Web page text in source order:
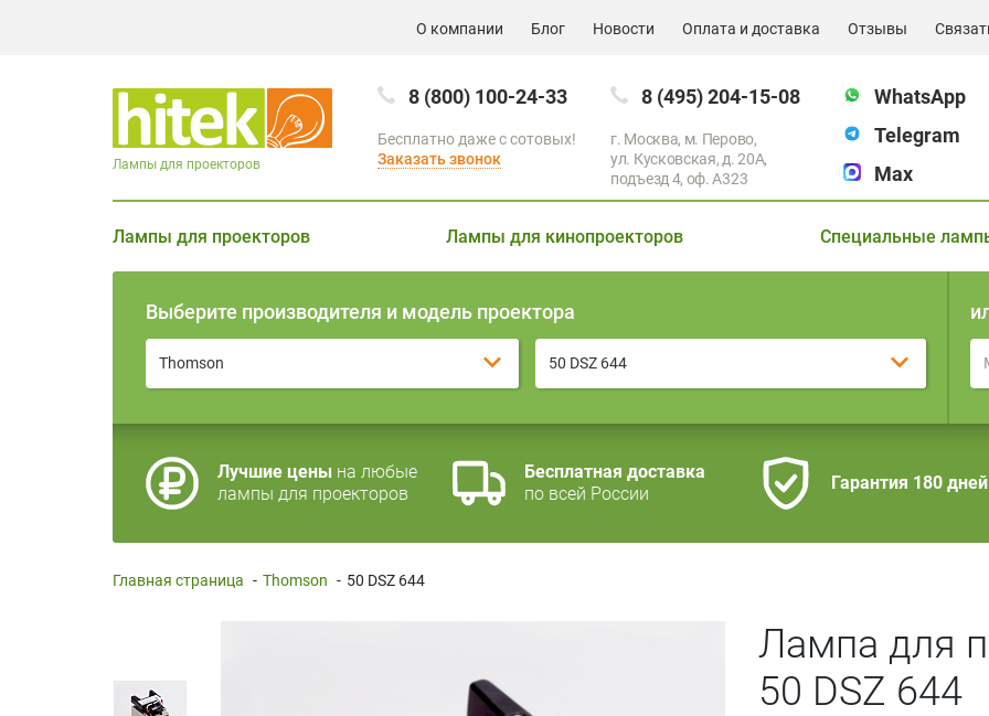
О компании Блог Новости Оплата и доставка Отзывы
8 (800) 100-24-33
Бесплатно даже с сотовых!
Заказать звонок
8 (495) 204-15-08
г. Москва, м. Перово,
ул. Кусковская, д. 20А,
подъезд 4, оф. A323
WhatsApp
Telegram
Max
Лампы для проекторов
Лампы для проекторов Лампы для кинопроекторов Специальные
Выберите производителя и модель проектора
Thomson 50 DSZ 644
Лучшие цены на любые
лампы для проекторов
Бесплатная доставка
по всей России
Гарантия 180 дней
Главная страница - Thomson - 50 DSZ 644
Лампа для
50 DSZ 644